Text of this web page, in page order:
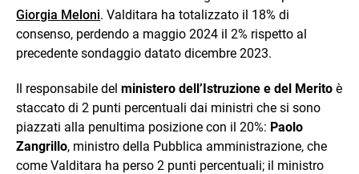
Giorgia Meloni. Valditara ha totalizzato il 18% di
consenso, perdendo a maggio 2024 il 2% rispetto al
precedente sondaggio datato dicembre 2023.
Il responsabile del ministero dell’Istruzione e del Merito è
staccato di 2 punti percentuali dai ministri che si sono
piazzati alla penultima posizione con il 20%: Paolo
Zangrillo, ministro della Pubblica amministrazione, che
come Valditara ha perso 2 punti percentuali; il ministro